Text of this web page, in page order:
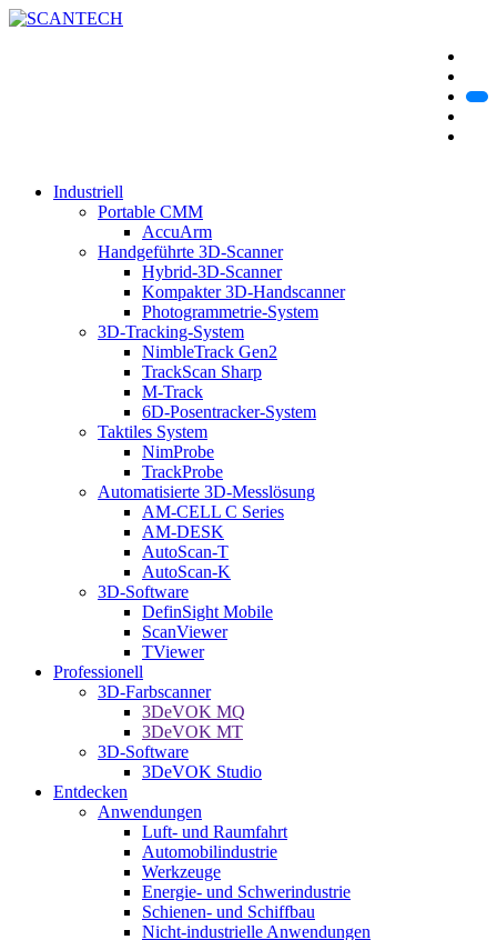
Industriell
Portable CMM
AccuArm
Handgeführte 3D-Scanner
Hybrid-3D-Scanner
Kompakter 3D-Handscanner
Photogrammetrie-System
3D-Tracking-System
NimbleTrack Gen2
TrackScan Sharp
M-Track
6D-Posentracker-System
Taktiles System
NimProbe
TrackProbe
Automatisierte 3D-Messlösung
AM-CELL C Series
AM-DESK
AutoScan-T
AutoScan-K
3D-Software
DefinSight Mobile
ScanViewer
TViewer
Professionell
3D-Farbscanner
3DeVOK MQ
3DeVOK MT
3D-Software
3DeVOK Studio
Entdecken
Anwendungen
Luft- und Raumfahrt
Automobilindustrie
Werkzeuge
Energie- und Schwerindustrie
Schienen- und Schiffbau
Nicht-industrielle Anwendungen